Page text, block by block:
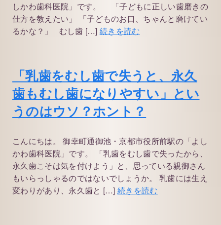
しかわ歯科医院」です。 「子どもに正しい歯磨きの
仕方を教えたい」 「子どものお口、ちゃんと磨けてい
るかな？」 むし歯 […]続きを読む
「乳歯をむし歯で失うと、永久
歯もむし歯になりやすい」とい
うのはウソ？ホント？
こんにちは。 御幸町通御池・京都市役所前駅の「よし
かわ歯科医院」です。 「乳歯をむし歯で失ったから、
永久歯こそは気を付けよう」と、思っている親御さん
もいらっしゃるのではないでしょうか。 乳歯には生え
変わりがあり、永久歯と […]続きを読む